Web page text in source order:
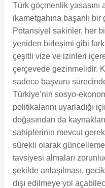
Türk göçmenlik yasasını
ikametgahına başarılı bir
Potansiyel sakinler, her
yeniden birleşimi gibi
çeşitli vize ve izinleri
çerçevede gezinmelidir.
sadece başvuru
Türkiye’nin sosyo-
politikalarını uyarladığı
doğasından da
sahiplerinin mevcut
sürekli olarak
tavsiyesi almaları
şekilde anlaşılması,
dışı edilmeye yol